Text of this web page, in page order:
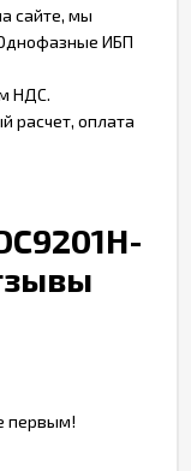
сайте, мы
ИБП
НДС.
расчет, оплата
первым!